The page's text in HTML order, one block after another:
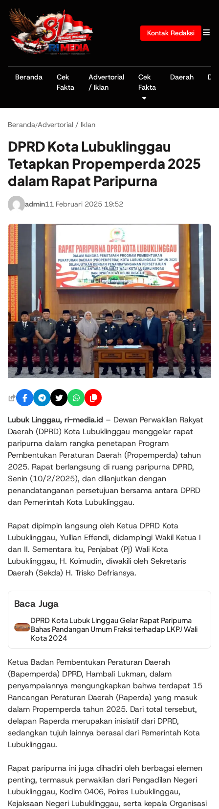
Kontak Redaksi
Beranda
Cek
Fakta
Advertorial
/ Iklan
Cek
Fakta
Daerah
Beranda/Advertorial / Iklan
DPRD Kota Lubuklinggau
Tetapkan Propemperda 2025
dalam Rapat Paripurna
admin11 Februari 2025 19:52
Lubuk Linggau, ri-media.id – Dewan Perwakilan Rakyat
Daerah (DPRD) Kota Lubuklinggau menggelar rapat
paripurna dalam rangka penetapan Program
Pembentukan Peraturan Daerah (Propemperda) tahun
2025. Rapat berlangsung di ruang paripurna DPRD,
Senin (10/2/2025), dan dilanjutkan dengan
penandatanganan persetujuan bersama antara DPRD
dan Pemerintah Kota Lubuklinggau.
Rapat dipimpin langsung oleh Ketua DPRD Kota
Lubuklinggau, Yullian Effendi, didampingi Wakil Ketua I
dan II. Sementara itu, Penjabat (Pj) Wali Kota
Lubuklinggau, H. Koimudin, diwakili oleh Sekretaris
Daerah (Sekda) H. Trisko Defriansya.
Baca Juga
DPRD Kota Lubuk Linggau Gelar Rapat Paripurna
Bahas Pandangan Umum Fraksi terhadap LKPJ Wali
Kota 2024
Ketua Badan Pembentukan Peraturan Daerah
(Bapemperda) DPRD, Hambali Lukman, dalam
penyampaiannya mengungkapkan bahwa terdapat 15
Rancangan Peraturan Daerah (Raperda) yang masuk
dalam Propemperda tahun 2025. Dari total tersebut,
delapan Raperda merupakan inisiatif dari DPRD,
sedangkan tujuh lainnya berasal dari Pemerintah Kota
Lubuklinggau.
Rapat paripurna ini juga dihadiri oleh berbagai elemen
penting, termasuk perwakilan dari Pengadilan Negeri
Lubuklinggau, Kodim 0406, Polres Lubuklinggau,
Kejaksaan Negeri Lubuklinggau, serta kepala Organisasi